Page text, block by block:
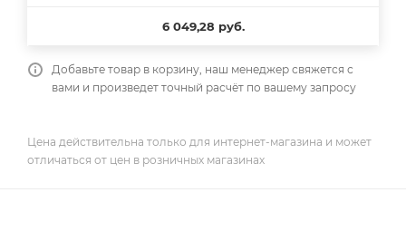
6 049,28 руб.
Добавьте товар в корзину, наш менеджер свяжется с
вами и произведет точный расчёт по вашему запросу
Цена действительна только для интернет-магазина и может
отличаться от цен в розничных магазинах